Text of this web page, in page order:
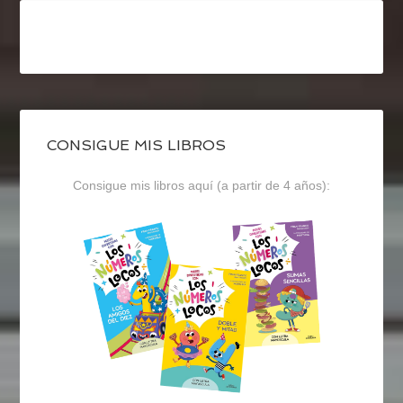
CONSIGUE MIS LIBROS
Consigue mis libros aquí (a partir de 4 años):